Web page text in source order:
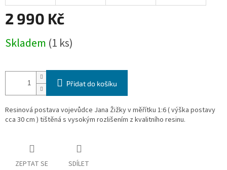
2 990 Kč
cena:
Skladem (1 ks)
Přidat do košíku
Resinová postava vojevůdce Jana Žižky v měřítku 1:6 ( výška postavy
cca 30 cm ) tištěná s vysokým rozlišením z kvalitního resinu.
ZEPTAT SE SDÍLET